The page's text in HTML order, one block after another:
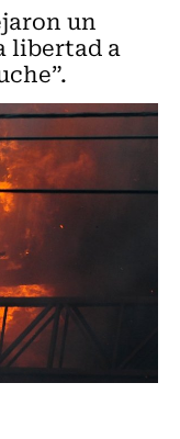
un
libertad a